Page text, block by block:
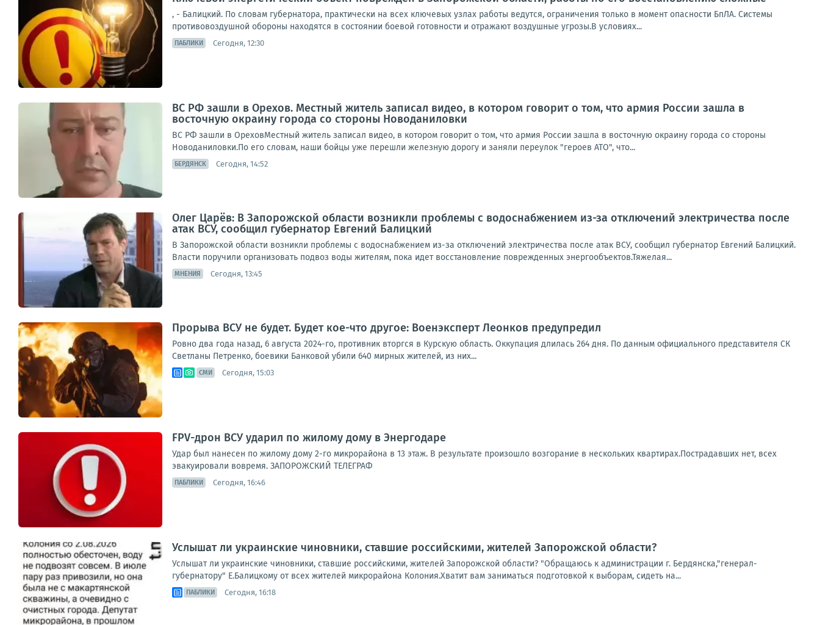
, - Балицкий. По словам губернатора, практически на всех ключевых узлах работы ведутся, ограничения только в момент опасности БпЛА. Системы
противовоздушной обороны находятся в состоянии боевой готовности и отражают воздушные угрозы.В условиях...
ПАБЛИКИ Сегодня, 12:30
ВС РФ зашли в Орехов. Местный житель записал видео, в котором говорит о том, что армия России зашла в
восточную окраину города со стороны Новоданиловки
ВС РФ зашли в ОреховМестный житель записал видео, в котором говорит о том, что армия России зашла в восточную окраину города со стороны
Новоданиловки.По его словам, наши бойцы уже перешли железную дорогу и заняли переулок "героев АТО", что...
БЕРДЯНСК Сегодня, 14:52
Олег Царёв: В Запорожской области возникли проблемы с водоснабжением из-за отключений электричества после
атак ВСУ, сообщил губернатор Евгений Балицкий
В Запорожской области возникли проблемы с водоснабжением из-за отключений электричества после атак ВСУ, сообщил губернатор Евгений Балицкий.
Власти поручили организовать подвоз воды жителям, пока идет восстановление поврежденных энергообъектов.Тяжелая...
МНЕНИЯ Сегодня, 13:45
Прорыва ВСУ не будет. Будет кое-что другое: Военэксперт Леонков предупредил
Ровно два года назад, 6 августа 2024-го, противник вторгся в Курскую область. Оккупация длилась 264 дня. По данным официального представителя СК
Светланы Петренко, боевики Банковой убили 640 мирных жителей, из них...
СМИ Сегодня, 15:03
FPV-дрон ВСУ ударил по жилому дому в Энергодаре
Удар был нанесен по жилому дому 2-го микрорайона в 13 этаж. В результате произошло возгорание в нескольких квартирах.Пострадавших нет, всех
эвакуировали вовремя. ЗАПОРОЖСКИЙ ТЕЛЕГРАФ
ПАБЛИКИ Сегодня, 16:46
Услышат ли украинские чиновники, ставшие российскими, жителей Запорожской области?
Услышат ли украинские чиновники, ставшие российскими, жителей Запорожской области? "Обращаюсь к администрации г. Бердянска,"генерал-
губернатору" Е.Балицкому от всех жителей микрорайона Колония.Хватит вам заниматься подготовкой к выборам, сидеть на...
ПАБЛИКИ Сегодня, 16:18